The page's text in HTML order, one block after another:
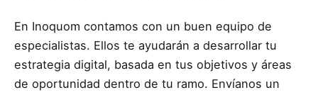
En Inoquom contamos con un buen equipo de
especialistas. Ellos te ayudarán a desarrollar tu
estrategia digital, basada en tus objetivos y áreas
de oportunidad dentro de tu ramo. Envíanos un